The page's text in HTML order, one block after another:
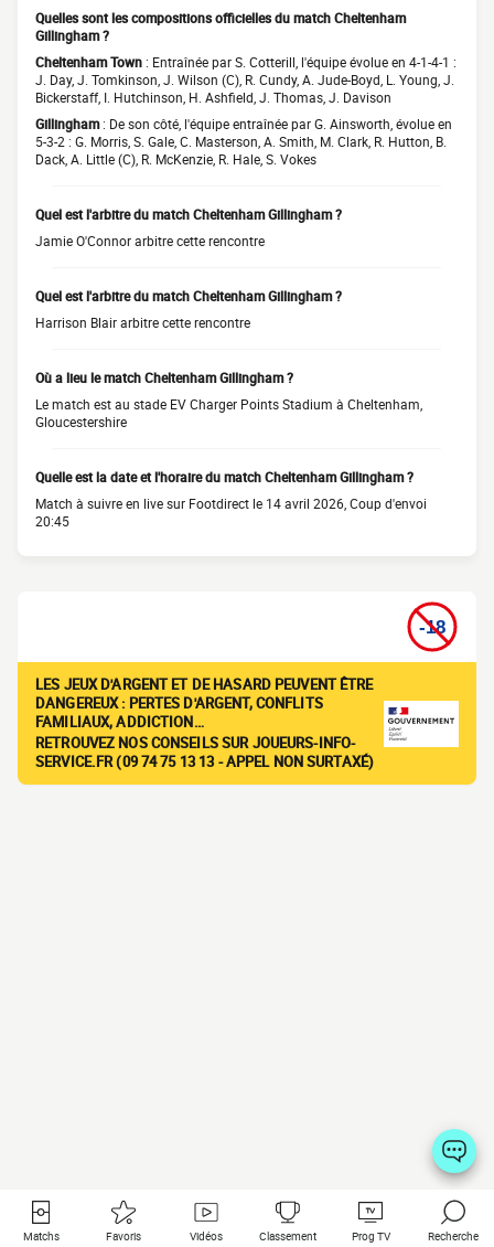
Quelles sont les compositions officielles du match Cheltenham
Gillingham ?
Cheltenham Town : Entraînée par S. Cotterill, l'équipe évolue en 4-1-4-1 :
J. Day, J. Tomkinson, J. Wilson (C), R. Cundy, A. Jude-Boyd, L. Young, J.
Bickerstaff, I. Hutchinson, H. Ashfield, J. Thomas, J. Davison
Gillingham: De son côté, l'équipe entraînée par G. Ainsworth, évolue en
5-3-2 : G. Morris, S. Gale, C. Masterson, A. Smith, M. Clark, R. Hutton, B.
Dack, A. Little (C), R. McKenzie, R. Hale, S. Vokes
Quel est l'arbitre du match Cheltenham Gillingham ?
Jamie O'Connor arbitre cette rencontre
Quel est l'arbitre du match Cheltenham Gillingham ?
Harrison Blair arbitre cette rencontre
Où a lieu le match Cheltenham Gillingham ?
Le match est au stade EV Charger Points Stadium à Cheltenham,
Gloucestershire
Quelle est la date et l'horaire du match Cheltenham Gillingham ?
Match à suivre en live sur Footdirect le 14 avril 2026, Coup d'envoi
20:45
LES JEUX D'ARGENT ET DE HASARD PEUVENT ÊTRE
DANGEREUX : PERTES D'ARGENT, CONFLITS
FAMILIAUX, ADDICTION…
RETROUVEZ NOS CONSEILS SUR JOUEURS-INFO-
SERVICE.FR (09 74 75 13 13 - APPEL NON SURTAXÉ)
Matchs Favoris Vidéos Classement Prog TV Recherche